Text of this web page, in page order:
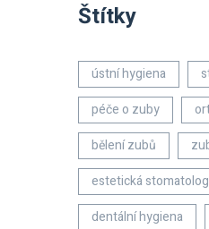
Štítky
ústní hygiena
péče o zuby
bělení zubů
estetická
dentální hygiena